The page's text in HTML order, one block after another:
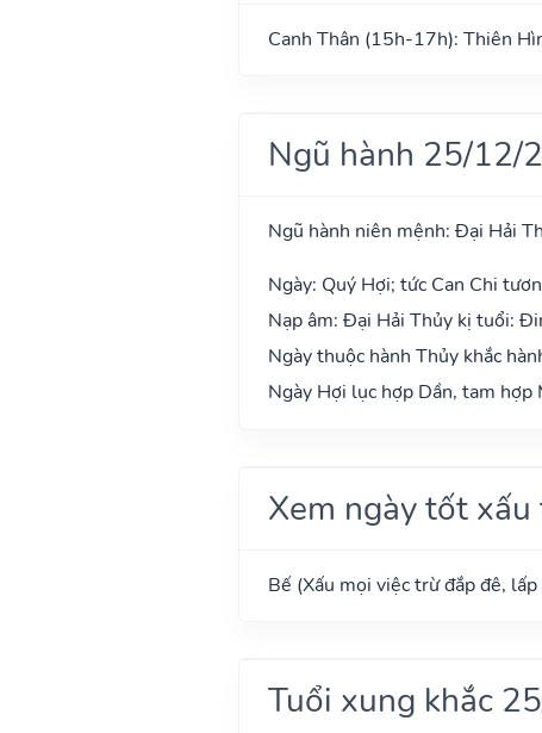
Canh Thân (15h-17h): Thiên
Ngũ hành 25/12/
Ngũ hành niên mệnh: Đại Hải
Ngày: Quý Hợi; tức Can Chi
Nạp âm: Đại Hải Thủy kị tuổi:
Ngày thuộc hành Thủy khắc
Ngày Hợi lục hợp Dần, tam hợp
Xem ngày tốt
Bế (Xấu mọi việc trừ đắp đê, lấp
Tuổi xung khắc